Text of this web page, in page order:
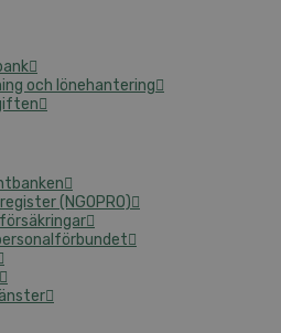
och lönehantering
(NGOPRO)